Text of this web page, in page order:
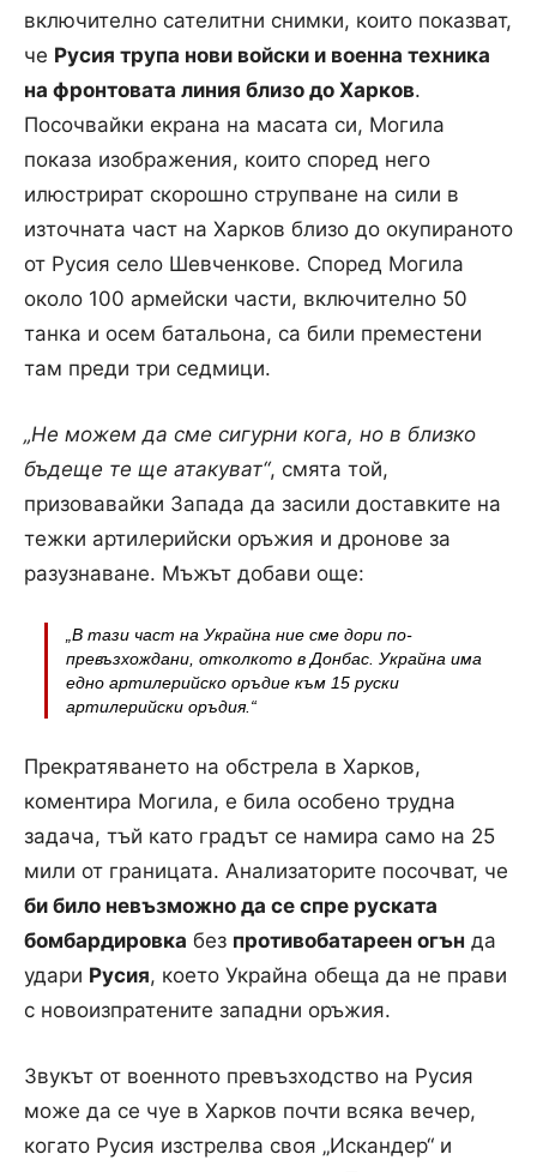
включително сателитни снимки, които показват,
че Русия трупа нови войски и военна техника
на фронтовата линия близо до Харков.
Посочвайки екрана на масата си, Могила
показа изображения, които според него
илюстрират скорошно струпване на сили в
източната част на Харков близо до окупираното
от Русия село Шевченкове. Според Могила
около 100 армейски части, включително 50
танка и осем батальона, са били преместени
там преди три седмици.
„Не можем да сме сигурни кога, но в близко
бъдеще те ще атакуват“, смята той,
призовавайки Запада да засили доставките на
тежки артилерийски оръжия и дронове за
разузнаване. Мъжът добави още:
„В тази част на Украйна ние сме дори по-
превъзхождани, отколкото в Донбас. Украйна има
едно артилерийско оръдие към 15 руски
артилерийски оръдия.“
Прекратяването на обстрела в Харков,
коментира Могила, е била особено трудна
задача, тъй като градът се намира само на 25
мили от границата. Анализаторите посочват, че
би било невъзможно да се спре руската
бомбардировка без противобатареен огън да
удари Русия, което Украйна обеща да не прави
с новоизпратените западни оръжия.
Звукът от военното превъзходство на Русия
може да се чуе в Харков почти всяка вечер,
когато Русия изстрелва своя „Искандер“ и